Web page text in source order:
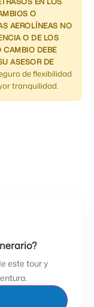
O
AEROLÍNEAS NO
O DE LOS
CAMBIO DEBE
ASESOR DE
de flexibilidad
tranquilidad.
este tour y